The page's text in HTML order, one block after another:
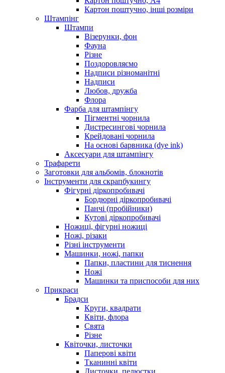
Картон поштучно, інші розміри
Штампінг
Штампи
Візерунки, фон
Фауна
Різне
Поздоровляємо
Надписи різноманітні
Надписи
Любов, дружба
Флора
Фарба для штампінгу
Пігментні чорнила
Дистресингові чорнила
Крейдовані чорнила
На основі барвника (dye ink)
Аксесуари для штампінгу
Трафарети
Заготовки для альбомів, блокнотів
Інструменти для скрапбукингу
Фігурні діркопробивачі
Бордюрні діркопробивачі
Панчі (пробійники)
Кутові діркопробивачі
Ножиці, фігурні ножиці
Ножі, різаки
Різні інструменти
Машинки, ножі, папки
Папки, пластини для тиснення
Ножі
Машинки та приспособи для них
Прикраси
Брадси
Круги, квадрати
Квіти, флора
Свята
Різне
Квіточки, листочки
Паперові квіти
Тканинні квіти
Листочки, пелюстки